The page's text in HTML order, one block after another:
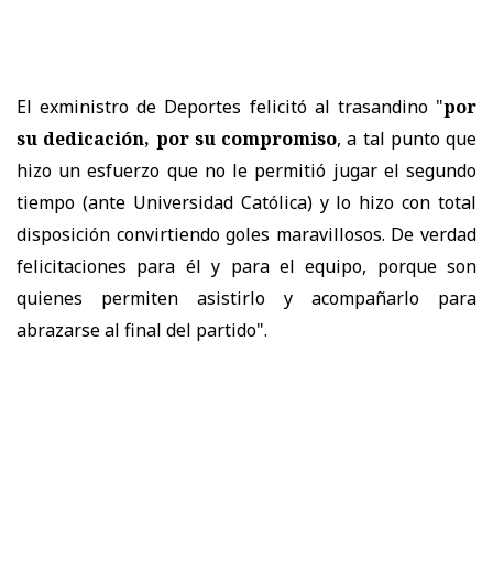
El exministro de Deportes felicitó al trasandino "por
su dedicación, por su compromiso, a tal punto que
hizo un esfuerzo que no le permitió jugar el segundo
tiempo (ante Universidad Católica) y lo hizo con total
disposición convirtiendo goles maravillosos. De verdad
felicitaciones para él y para el equipo, porque son
quienes permiten asistirlo y acompañarlo para
abrazarse al final del partido".